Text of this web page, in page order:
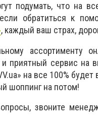
подумать, что на
обратиться к
, каждый ваш страх,
ассортименту
приятный сервис на
на все 100%
шоппинг на потом!
звоните